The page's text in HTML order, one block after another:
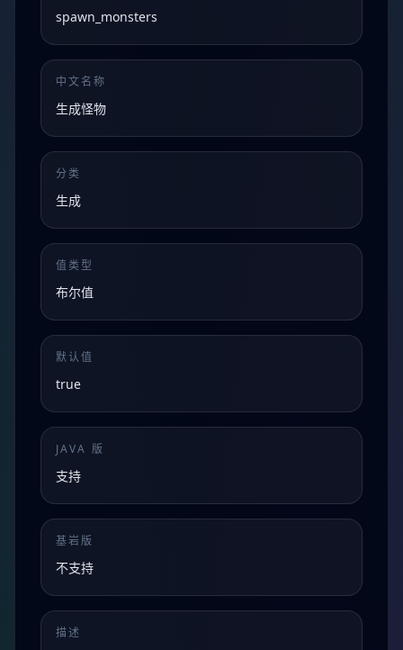
spawn_monsters
中文名称
生成怪物
分类
生成
值类型
布尔值
默认值
true
JAVA 版
支持
基岩版
不支持
描述